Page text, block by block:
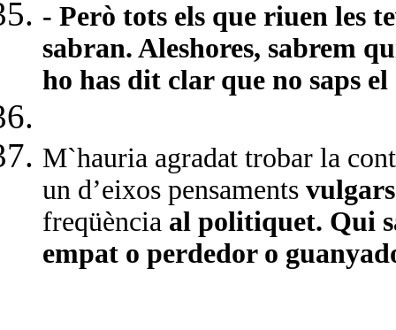
- Però tots els que riuen les
sabran. Aleshores, sabrem
ho has dit clar que no saps
M`hauria agradat trobar la
un d’eixos pensaments
freqüència al politiquet. Qui
empat o perdedor o